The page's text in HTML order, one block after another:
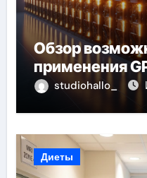
Обзор
применения
studiohallo_
Диеты